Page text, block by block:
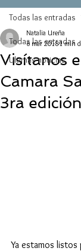
Todas las entradas
Ultimas noticias
Todas las entradas
Visítanos
Camara
3ra edición
Natalia Ureña
6 mar 20181 min
Ya estamos listos